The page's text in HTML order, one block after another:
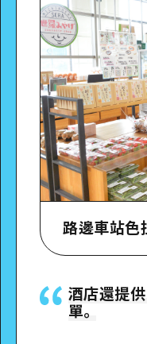
路邊車站色
酒店還提
單。